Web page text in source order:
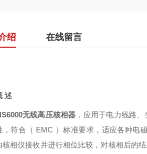
绍 在线留言
述
无线高压核相器 ，应用于电力线路
，符合（ EMC ）标准要求，适应各种电
核相仪接收并进行相位比较，对核相后的